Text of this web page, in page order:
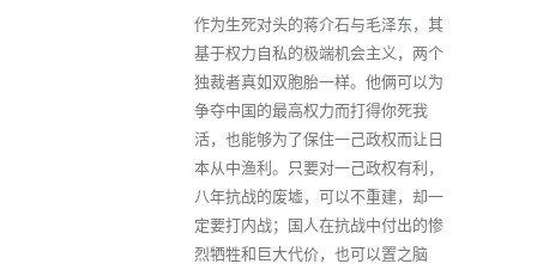
作为生死对头的蒋介石与毛泽东，其
基于权力自私的极端机会主义，两个
独裁者真如双胞胎一样。他俩可以为
争夺中国的最高权力而打得你死我
活，也能够为了保住一己政权而让日
本从中渔利。只要对一己政权有利，
八年抗战的废墟，可以不重建，却一
定要打内战；国人在抗战中付出的惨
烈牺牲和巨大代价，也可以置之脑